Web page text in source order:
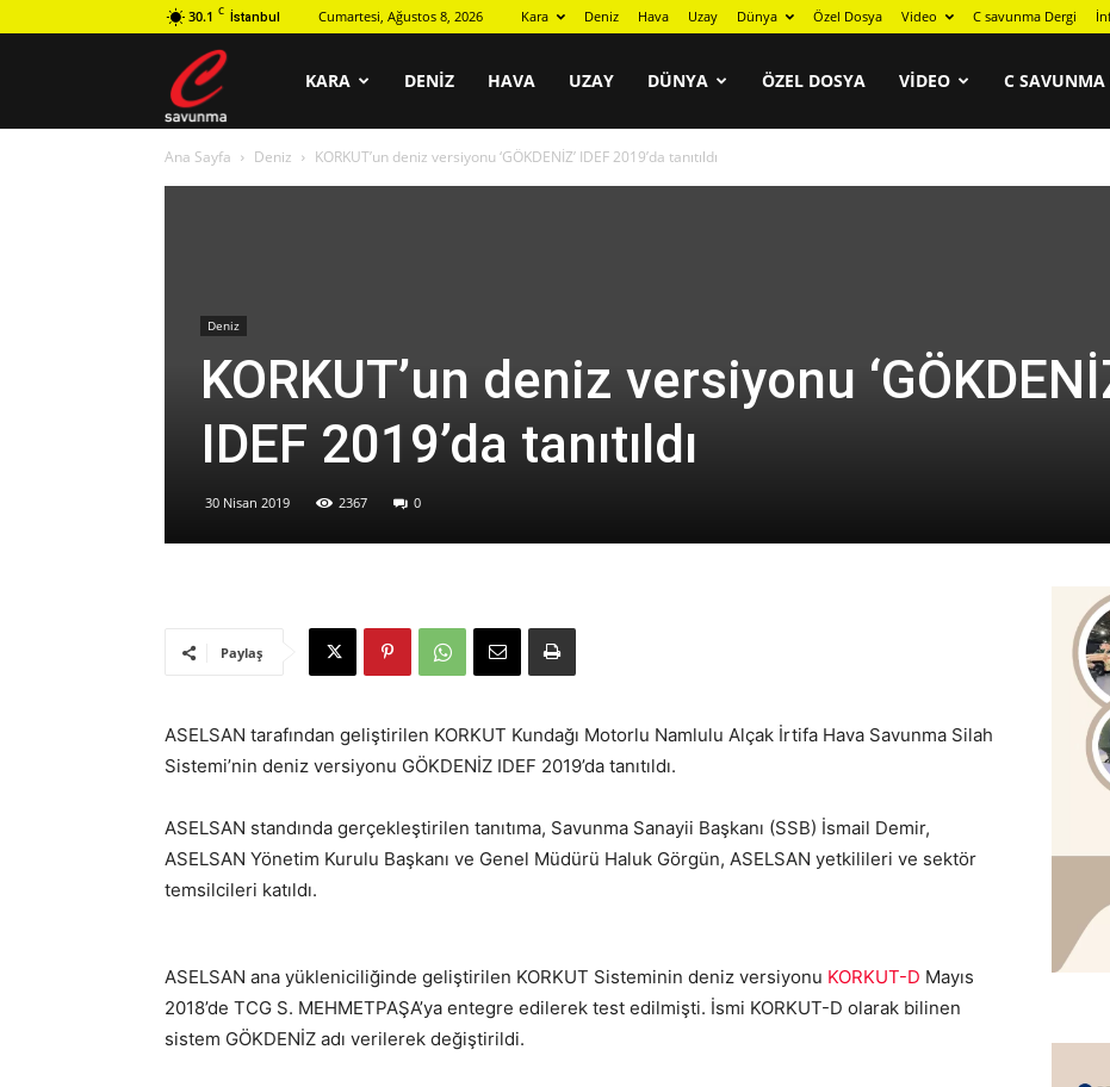
30.1 C İstanbul Cumartesi, Ağustos 8, 2026 Kara Deniz Hava Uzay Dünya Özel Dosya Video C savunma Dergi
KARA DENIZ HAVA UZAY DÜNYA ÖZEL DOSYA VIDEO C SAVUNMA
Ana Sayfa Deniz KORKUT’un deniz versiyonu ‘GÖKDENİZ’ IDEF 2019’da tanıtıldı
Deniz
KORKUT’un deniz versiyonu
IDEF 2019’da tanıtıldı
30 Nisan 2019 2367 0
Paylaş
ASELSAN tarafından geliştirilen KORKUT Kundağı Motorlu Namlulu Alçak İrtifa Hava Savunma Silah
Sistemi’nin deniz versiyonu GÖKDENİZ IDEF 2019’da tanıtıldı.
ASELSAN standında gerçekleştirilen tanıtıma, Savunma Sanayii Başkanı (SSB) İsmail Demir,
ASELSAN Yönetim Kurulu Başkanı ve Genel Müdürü Haluk Görgün, ASELSAN yetkilileri ve sektör
temsilcileri katıldı.
ASELSAN ana yükleniciliğinde geliştirilen KORKUT Sisteminin deniz versiyonu KORKUT-D Mayıs
2018’de TCG S. MEHMETPAŞA’ya entegre edilerek test edilmişti. İsmi KORKUT-D olarak bilinen
sistem GÖKDENİZ adı verilerek değiştirildi.